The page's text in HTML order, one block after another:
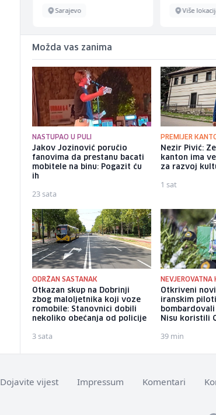
Sarajevo Više
Možda vas zanima
NASTUPAO U PULI
Jakov Jozinović poručio
fanovima da prestanu bacati
mobitele na binu: Pogazit ću
ih
23 sata
PREMIJER
Nezir Pivić:
kanton ima
za razvoj
1 sat
ODRŽAN SASTANAK
Otkazan skup na Dobrinji
zbog maloljetnika koji voze
romobile: Stanovnici dobili
nekoliko obećanja od policije
3 sata
NEVJEROVATNA
Otkriveni
iranskim
Nisu koristili
39 min
Dojavite vijest Impressum Komentari